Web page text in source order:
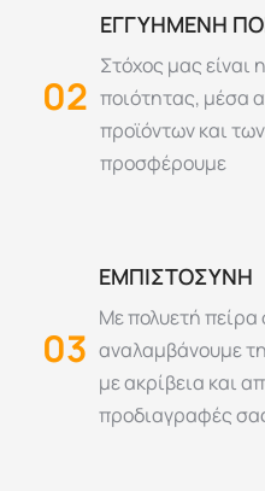
02
ΕΓΓΥΗΜΕΝΗ
Στόχος μας
ποιότητας, μέσα
προϊόντων και
προσφέρουμε
03
ΕΜΠΙΣΤΟΣΥΝΗ
Με πολυετή πείρα
αναλαμβάνουμε
με ακρίβεια και
προδιαγραφές